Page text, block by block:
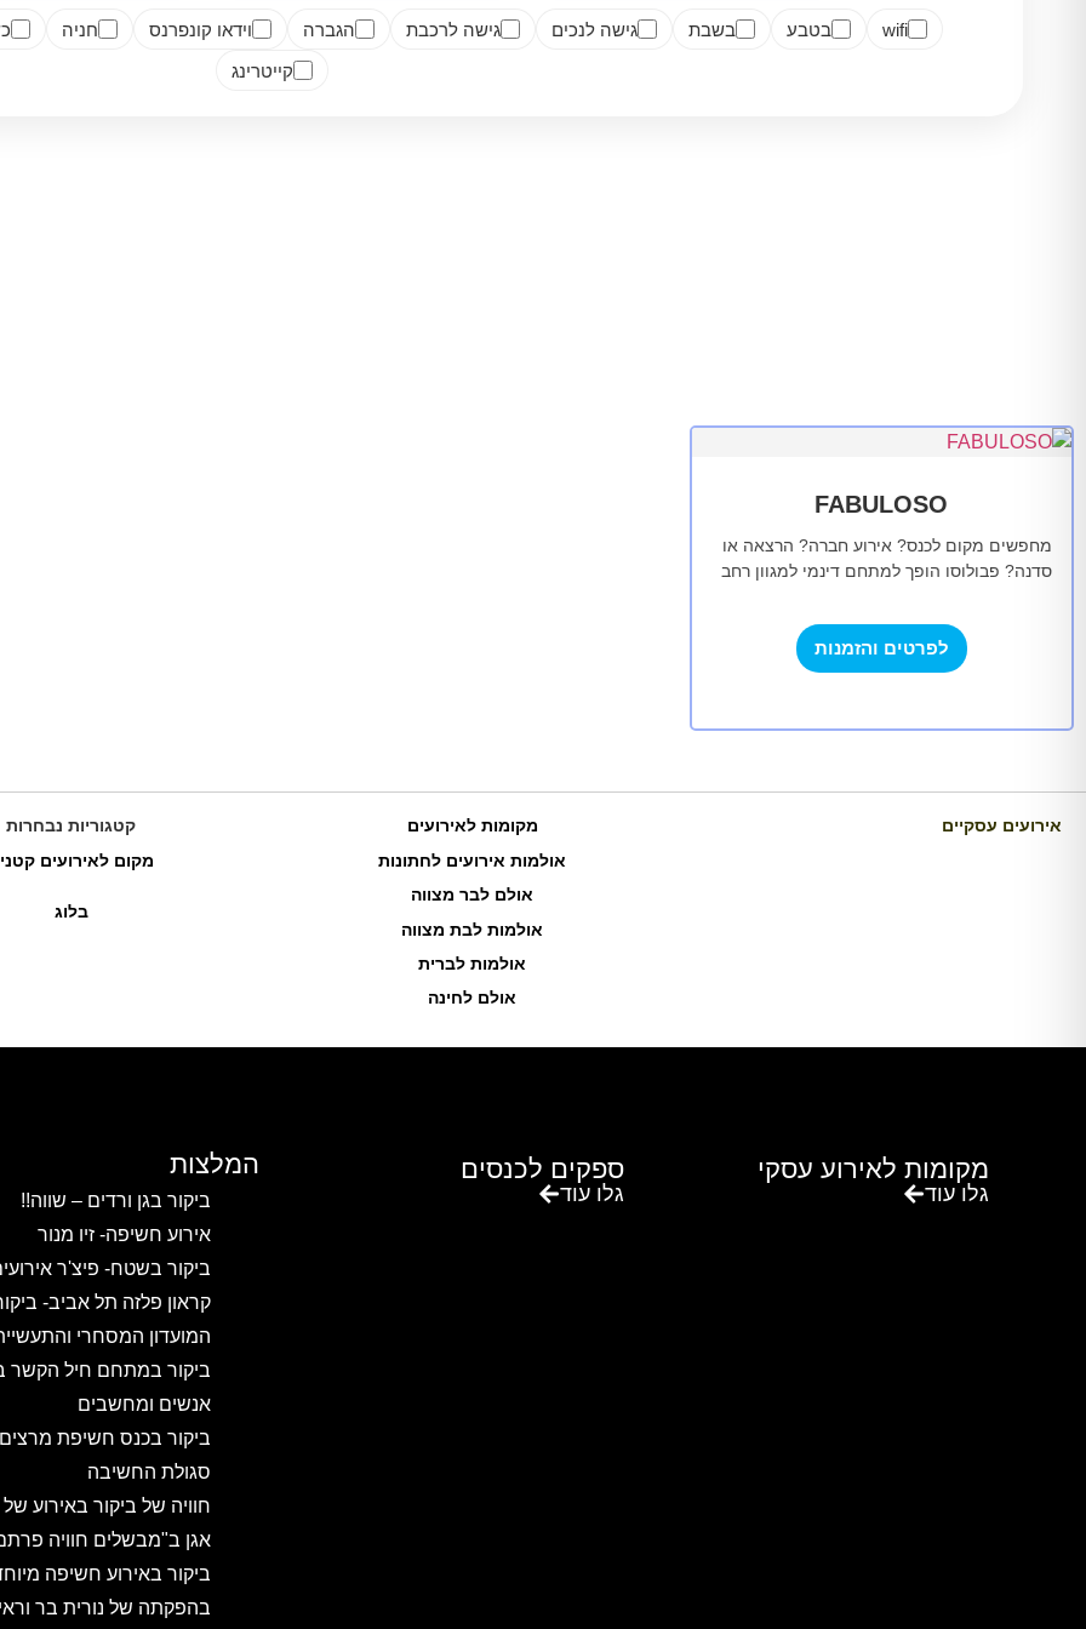
wifi בטבע בשבת גישה לנכים גישה לרכבת הגברה וידאו קונפרנס חניה
קייטרינג
FABULOSO
מחפשים מקום לכנס? אירוע חברה? הרצאה או
סדנה? פבולוסו הופך למתחם דינמי למגוון רחב
המרחב הרב-תכליתי…
לפרטים והזמנות
אירועים עסקיים
מקומות לאירועים
אולמות אירועים לחתונות
אולם לבר מצווה
אולמות לבת מצווה
אולמות לברית
אולם לחינה
קטגוריות נבחרות
מקום לאירועים
בלוג
מקומות לאירוע עסקי
גלו עוד
ספקים לכנסים
גלו עוד
המלצות
ביקור בגן ורדים – שווה!!
אירוע חשיפה- זיו מנור
ביקור בשטח- פיצ'ר
קראון פלזה תל אביב-
המועדון המסחרי
ביקור במתחם חיל הקשר
אנשים ומחשבים
ביקור בכנס חשיפת
סגולת החשיבה
חוויה של ביקור באירוע
אגן ב"מבשלים חוויה
ביקור באירוע חשיפה
בהפקתה של נורית בר